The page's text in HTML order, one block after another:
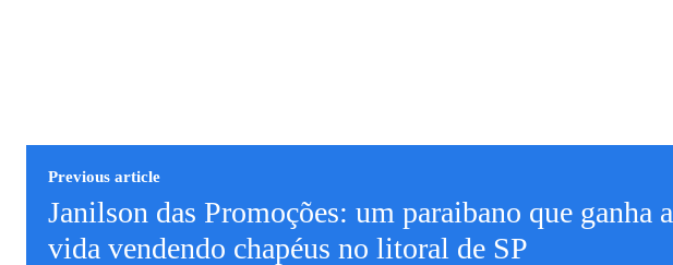
Previous article
Janilson das Promoções: um paraibano que ganha a
vida vendendo chapéus no litoral de SP